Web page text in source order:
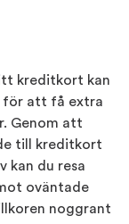
kreditkort kan
för att få extra
Genom att
till kreditkort
kan du resa
oväntade
noggrant